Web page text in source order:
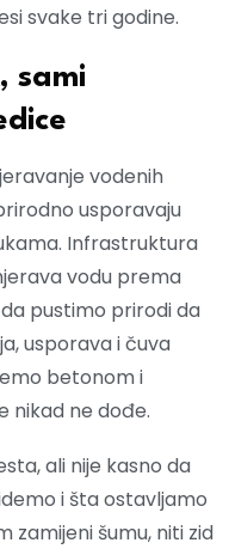
svake tri godine.
sami
vodenih
usporavaju
Infrastruktura
vodu prema
pustimo prirodi da
usporava i čuva
betonom i
nikad ne dođe.
ali nije kasno da
i šta ostavljamo
zamijeni šumu, niti zid